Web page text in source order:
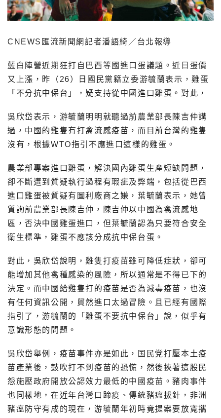
CNEWS匯流新聞網記者潘語綺／台北報導
藍白陣營近期狂打自巴西等國進口蛋議題。近日蛋價
又上漲，昨（26）日國民黨籍立委游毓蘭表示，雞蛋
「不分抗中保台」，疑支持從中國進口雞蛋。對此，
吳欣岱表示，游毓蘭明明就聽過前農業部長陳吉仲講
過，中國的雞隻有打禽流感疫苗，而目前台灣的雞隻
沒有，根據WTO指引不應進口這樣的雞蛋。
農業部專案進口雞蛋，解決國內雞蛋生產短缺問題，
卻不斷遭到質疑執行過程有瑕疵及弊端，包括從巴西
進口雞蛋被質疑有圖利廠商之嫌，葉毓蘭表示，她曾
質詢前農業部長陳吉仲，陳吉仲以中國為禽流感地
區，否決中國雞蛋進口，但葉毓蘭認為只要符合安全
衛生標準，雞蛋不應該分成抗中保台蛋。
對此，吳欣岱說明，雞隻打疫苗雖可降低症狀，卻可
能增加其他禽種感染的風險，所以通常是不得已下的
決定。而中國給雞隻打的疫苗是否為減毒疫苗，也沒
有任何資訊公開，貿然進口太過冒險。且已經有國際
指引了，游毓蘭的「雞蛋不要抗中保台」說，似乎有
意識形態的問題。
吳欣岱舉例，疫苗事件亦是如此，国民党打壓本土疫
苗產業後，鼓吹打不到疫苗的恐慌，然後挾著這股民
怨施壓政府開放公認效力最低的中國疫苗。豬肉事件
也同樣地，在近年台灣口蹄疫、傳統豬瘟拔針，非洲
豬瘟防守有成的現在，游毓蘭年初時竟提案要放寬攜